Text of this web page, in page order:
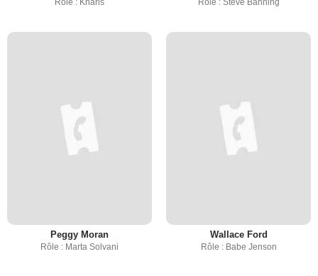
Rôle : Kharis Rôle : Steve Banning
Peggy Moran
Rôle : Marta Solvani
Wallace Ford
Rôle : Babe Jenson